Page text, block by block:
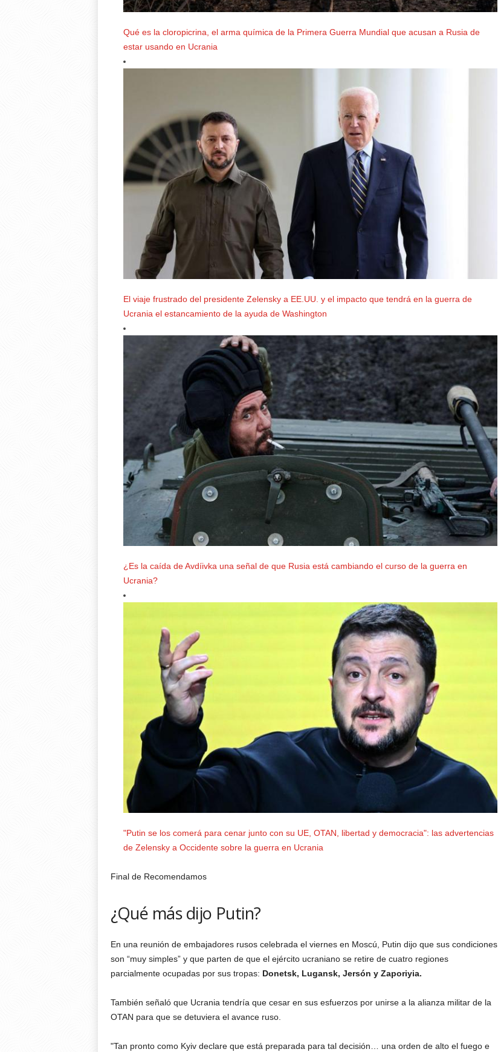
Qué es la cloropicrina, el arma química de la Primera Guerra Mundial que acusan a Rusia de
estar usando en Ucrania
El viaje frustrado del presidente Zelensky a EE.UU. y el impacto que tendrá en la guerra de
Ucrania el estancamiento de la ayuda de Washington
¿Es la caída de Avdíivka una señal de que Rusia está cambiando el curso de la guerra en
Ucrania?
"Putin se los comerá para cenar junto con su UE, OTAN, libertad y democracia": las advertencias
de Zelensky a Occidente sobre la guerra en Ucrania
Final de Recomendamos
¿Qué más dijo Putin?
En una reunión de embajadores rusos celebrada el viernes en Moscú, Putin dijo que sus condiciones
son “muy simples” y que parten de que el ejército ucraniano se retire de cuatro regiones
parcialmente ocupadas por sus tropas: Donetsk, Lugansk, Jersón y Zaporiyia.
También señaló que Ucrania tendría que cesar en sus esfuerzos por unirse a la alianza militar de la
OTAN para que se detuviera el avance ruso.
"Tan pronto como Kyiv declare que está preparada para tal decisión… una orden de alto el fuego e